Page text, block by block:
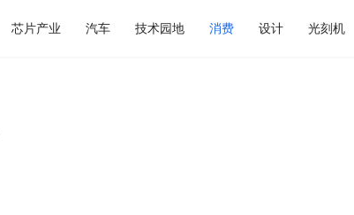
芯片产业 汽车 技术园地 消费 设计 光刻机